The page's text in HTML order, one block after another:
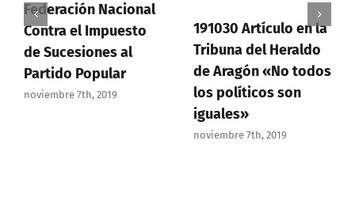
Federación Nacional
Contra el Impuesto
de Sucesiones al
Partido Popular
noviembre 7th, 2019
191030 Artículo en la
Tribuna del Heraldo
de Aragón «No todos
los políticos son
iguales»
noviembre 7th, 2019